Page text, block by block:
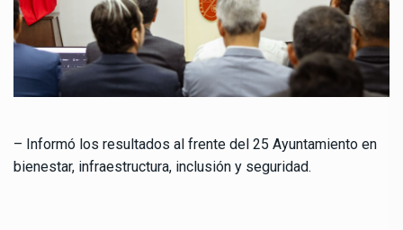
– Informó los resultados al frente del 25 Ayuntamiento en
bienestar, infraestructura, inclusión y seguridad.